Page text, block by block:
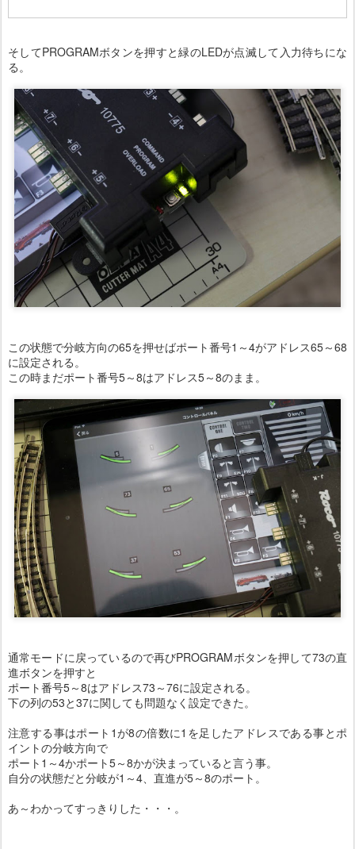
そしてPROGRAMボタンを押すと緑のLEDが点滅して入力待ちにな
る。
この状態で分岐方向の65を押せばポート番号1～4がアドレス65～68
に設定される。
この時まだポート番号5～8はアドレス5～8のまま。
通常モードに戻っているので再びPROGRAMボタンを押して73の直
進ボタンを押すと
ポート番号5～8はアドレス73～76に設定される。
下の列の53と37に関しても問題なく設定できた。
注意する事はポート1が8の倍数に1を足したアドレスである事とポ
イントの分岐方向で
ポート1～4かポート5～8かが決まっていると言う事。
自分の状態だと分岐が1～4、直進が5～8のポート。
あ～わかってすっきりした・・・。